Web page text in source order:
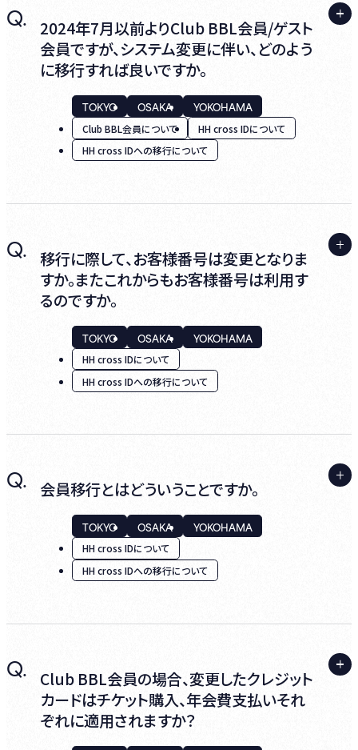
会員の方を選択し、
『お客様番号』と『2024年6月以前にご利用の
パスワード』を再度ご入力いただき、移行完了
までお進みください。
『HH cross IDへの移行が完了した際は、
ムへの移行手続が完了しました』
確認ください。
2024年7月に実施されたシステムリニューア
ルに伴い、HH cross IDへの移行手続き途中
に誤ってClub BBL会員へ新たに入会してしま
うケースが発生しております。
年会費キャンセルおよび再移行手続きについ
てのご案内や、既にお手続きが完了しご自身
の状況を確認されたいお客様は順次対応い
までご連絡ください。
ビルボードライブ東京： 03-3405-1133
ビルボードライブ横浜： 0570-05-6565
ビルボードライブ大阪： 06-6342-7722
［平日］12:00～17:00
［公演開催日］12:00～2ndステージ開演まで
記の通り2ndステージ開演まで営業）
Club BBL会員事務局：03-3479-4141
［平日］12:00～17:00［休業日］土曜、日曜、祝
日
Q.
2024年7月以前よりClub BBL会員/ゲスト
会員ですが、システム変更に伴い、どのよう
に移行すれば良いですか。
TOKYO OSAKA YOKOHAMA
Club BBL会員について
HH cross IDについて
HH cross IDへの移行について
A.
移行手続きの際は、
1. 2024年7月以前よりご利用のClub BBL会
員 / ゲスト会員の『お客様番号』と『パスワー
ド』
2. HH cross IDの新規取得(既にHH cross
IDまたは宝塚歌劇共通IDをお持ちの場合は
3. 年会費決済用クレジットカードの新規登録
が必要となります。
＜移行手順のご案内＞
1. TOPの『Login』内の『アカウント移行手続
き』を選択ください。
Q.
移行に際して、お客様番号は変更となりま
すか。またこれからもお客様番号は利用す
るのですか。
TOKYO OSAKA YOKOHAMA
HH cross IDについて
HH cross IDへの移行について
A.
Club BBL会員・ゲスト会員ともに、移行に際し
て、お客様番号は変更されません。
移行を完了された際にお客様番号が変更と
なっている場合は、新規登録となった可能性
がありますので、恐れ入りますが、各電話問い
また、ゲスト会員の方は退会される際にお客
様番号の入力が必要となります。
Q. 会員移行とはどういうことですか。
TOKYO OSAKA YOKOHAMA
HH cross IDについて
HH cross IDへの移行について
ビルボードライブのチケット購入システムが
2024年7月より変更となりました。
それに伴いログイン方法が『お客様番号』から
Q.
Club BBL会員の場合、変更したクレジット
カードはチケット購入、年会費支払いそれ
ぞれに適用されますか？